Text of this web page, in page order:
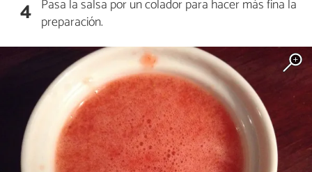
4 Pasa la salsa por un colador para hacer más fina la
preparación.